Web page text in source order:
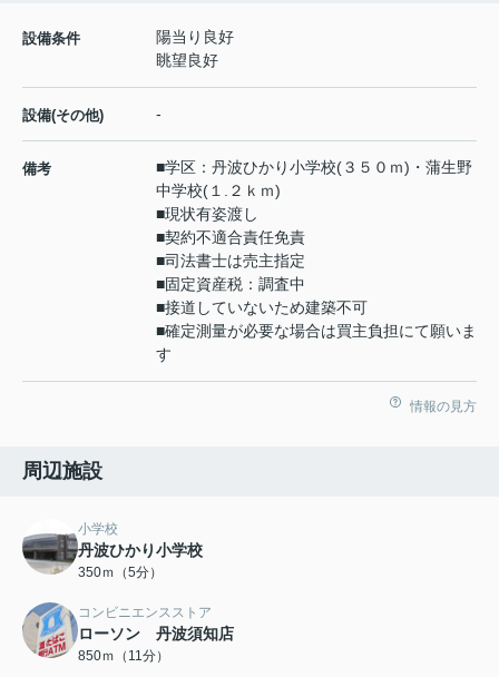
設備条件
陽当り良好
眺望良好
設備(その他) -
備考
■学区：丹波ひかり小学校(３５０ｍ)・蒲生野
中学校(１.２ｋｍ)
■現状有姿渡し
■契約不適合責任免責
■司法書士は売主指定
■固定資産税：調査中
■接道していないため建築不可
■確定測量が必要な場合は買主負担にて願いま
す
情報の見方
周辺施設
小学校
丹波ひかり小学校
350ｍ（5分）
コンビニエンスストア
ローソン 丹波須知店
850ｍ（11分）